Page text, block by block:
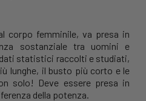
corpo femminile, va presa in
sostanziale tra uomini e
statistici raccolti e studiati,
lunghe, il busto più corto e le
solo! Deve essere presa in
della potenza.